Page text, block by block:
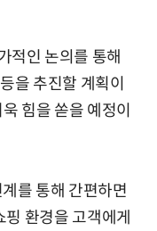
적인 논의를 통해
을 추진할 계획이
힘을 쏟을 예정이
를 통해 간편하면
핑 환경을 고객에게